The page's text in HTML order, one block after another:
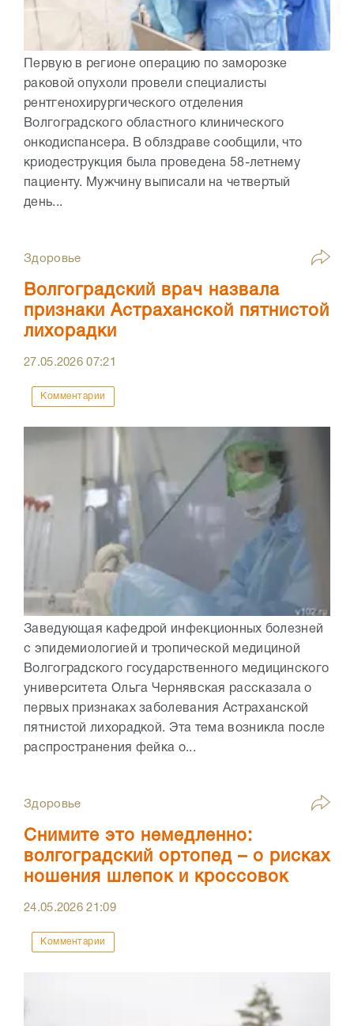
Первую в регионе операцию по заморозке
раковой опухоли провели специалисты
рентгенохирургического отделения
Волгоградского областного клинического
онкодиспансера. В облздраве сообщили, что
криодеструкция была проведена 58-летнему
пациенту. Мужчину выписали на четвертый
день...
Здоровье
Волгоградский врач назвала
признаки Астраханской пятнистой
лихорадки
27.05.202607:21
Комментарии
Заведующая кафедрой инфекционных болезней
с эпидемиологией и тропической медициной
Волгоградского государственного медицинского
университета Ольга Чернявская рассказала о
первых признаках заболевания Астраханской
пятнистой лихорадкой. Эта тема возникла после
распространения фейка о...
Здоровье
Снимите это немедленно:
волгоградский ортопед – о рисках
ношения шлепок и кроссовок
24.05.202621:09
Комментарии